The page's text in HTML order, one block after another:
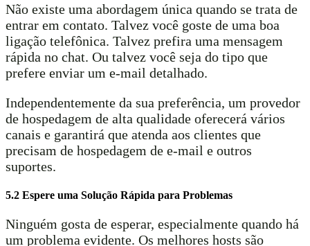
Não existe uma abordagem única quando se trata de
entrar em contato. Talvez você goste de uma boa
ligação telefônica. Talvez prefira uma mensagem
rápida no chat. Ou talvez você seja do tipo que
prefere enviar um e-mail detalhado.
Independentemente da sua preferência, um provedor
de hospedagem de alta qualidade oferecerá vários
canais e garantirá que atenda aos clientes que
precisam de hospedagem de e-mail e outros
suportes.
5.2 Espere uma Solução Rápida para Problemas
Ninguém gosta de esperar, especialmente quando há
um problema evidente. Os melhores hosts são